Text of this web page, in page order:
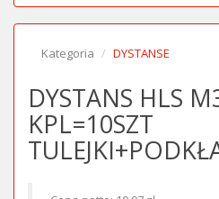
Kategoria DYSTANSE
DYSTANS HLS
KPL=10SZT